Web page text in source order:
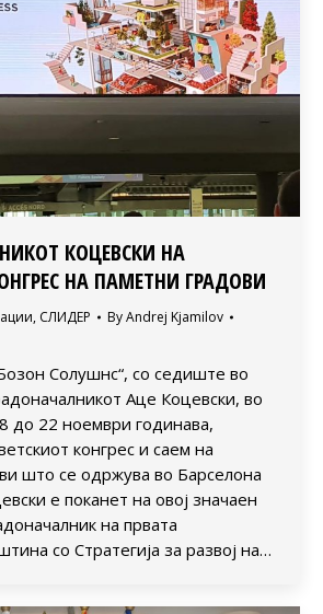
КОЦЕВСКИ НА
НА ПАМЕТНИ ГРАДОВИ
, СЛИДЕР ByAndrej Kjamilov
Солушнс“, со седиште во
Аце Коцевски, во
до 22 ноември годинава,
конгрес и саем на
што се одржува во Барселона
е поканет на овој значаен
на првата
со Стратегија за развој на…